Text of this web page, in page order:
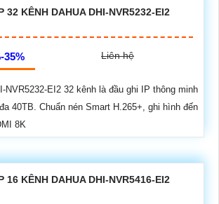
32 KÊNH DAHUA DHI-NVR5232-EI2
35% Liên hệ
NVR5232-EI2 32 kênh là đầu ghi IP thông minh
40TB. Chuẩn nén Smart H.265+, ghi hình đến
8K
16 KÊNH DAHUA DHI-NVR5416-EI2